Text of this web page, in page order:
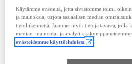
Voimassaoleva Hybrid Health
Toyota-hybridissä
Saatavilla Easy Osamaksu -
Käytämme evästeitä, jotta sivustomme toimii
ja mainoksia, tarjota sosiaalisen median
tietoliikennettä. Jaamme myös tietoja tavasta, jolla
median, mainonta- ja analytiikkakumppaneidemme
evästeidemme käyttöehdoista